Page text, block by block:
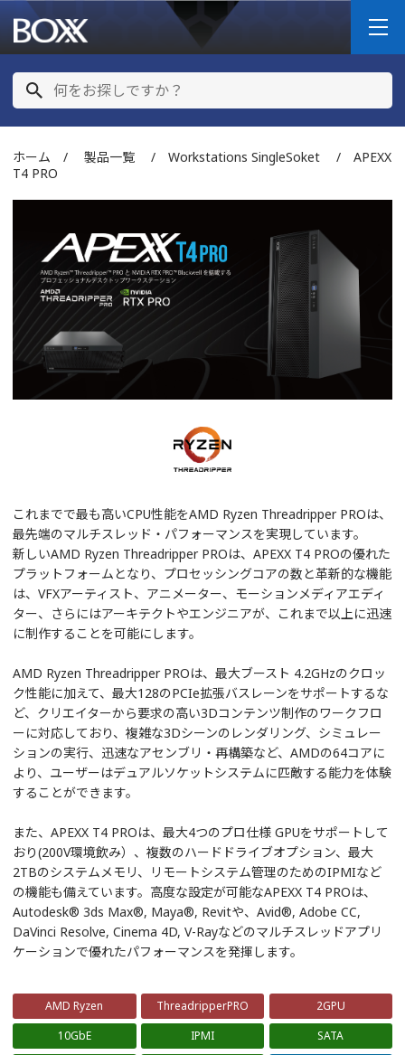
ホーム / 製品一覧 / Workstations SingleSoket / APEXX
T4 PRO
これまでで最も高いCPU性能をAMD Ryzen Threadripper PROは、
最先端のマルチスレッド・パフォーマンスを実現しています。
新しいAMD Ryzen Threadripper PROは、APEXX T4 PROの優れた
プラットフォームとなり、プロセッシングコアの数と革新的な機能
は、VFXアーティスト、アニメーター、モーションメディアエディ
ター、さらにはアーキテクトやエンジニアが、これまで以上に迅速
に制作することを可能にします。
AMD Ryzen Threadripper PROは、最大ブースト 4.2GHzのクロッ
ク性能に加えて、最大128のPCIe拡張バスレーンをサポートするな
ど、クリエイターから要求の高い3Dコンテンツ制作のワークフロ
ーに対応しており、複雑な3Dシーンのレンダリング、シミュレー
ションの実行、迅速なアセンブリ・再構築など、AMDの64コアに
より、ユーザーはデュアルソケットシステムに匹敵する能力を体験
することができます。
また、APEXX T4 PROは、最大4つのプロ仕様 GPUをサポートして
おり(200V環境飲み）、複数のハードドライブオプション、最大
2TBのシステムメモリ、リモートシステム管理のためのIPMIなど
の機能も備えています。高度な設定が可能なAPEXX T4 PROは、
Autodesk® 3ds Max®, Maya®, Revitや、Avid®, Adobe CC,
DaVinci Resolve, Cinema 4D, V-Rayなどのマルチスレッドアプリ
ケーションで優れたパフォーマンスを発揮します。
AMD Ryzen ThreadripperPRO
2GPU
10GbE
IPMI
SATA